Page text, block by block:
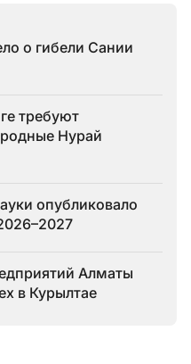
о гибели Сании
требуют
Нурай
опубликовало
Алматы
в Курылтае